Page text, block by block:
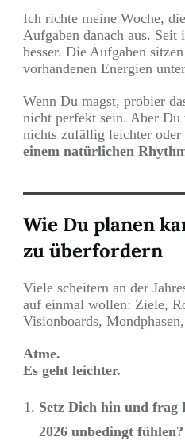
Ich richte meine Woche,
Aufgaben danach aus.
besser. Die Aufgaben
vorhandenen Energien
Wenn Du magst, probier
nicht perfekt sein. Aber Du
nichts zufällig leichter oder
einem natürlichen
Wie Du planen
zu überfordern
Viele scheitern an der
auf einmal wollen: Ziele,
Visionboards,
Atme.
Es geht leichter.
Setz Dich hin und frag
2026 unbedingt fühlen?